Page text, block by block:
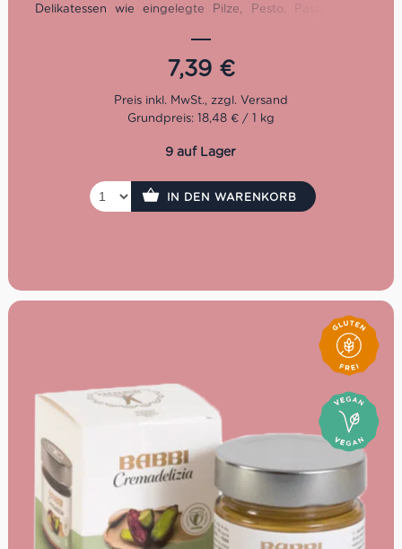
Delikatessen wie eingelegte Pilze, Pesto, Pasta, Sugo
Crema Gianduia erfreut sich größter Beliebtheit.
Nun in dritter Generation geführt, steht der Auswahl von
hochwertigen sowie natürlichen Zutaten im Vordergrund.
Denn nur mit dem Auge für erstklassige Qualität kann
der hohe Anspruch über eine so lange Zeitspanne erfüllt
werden. Dafür setzt man bei Marabotto ganz bewusst
den Schwerpunkt auf die Tradition der regionalen Küche
von Piemont und Ligurien.
7,39 €
Grundpreis: 18,48 € / 1 kg
9 auf Lager
IN DEN WARENKORB